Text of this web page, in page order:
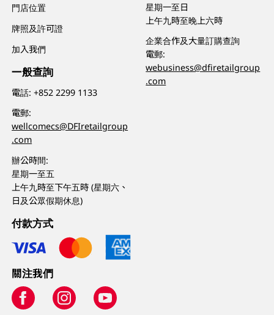
門店位置
牌照及許可證
加入我們
一般查詢
電話:+852 2299 1133
電郵:
wellcomecs@DFIretailgroup
.com
辦公時間:
星期一至五
上午九時至下午五時 (星期六、
日及公眾假期休息)
星期一至日
上午九時至晚上六時
企業合作及大量訂購查詢
電郵:
webusiness@dfiretailgroup
.com
付款方式
關注我們